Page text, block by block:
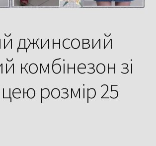
джинсовий
комбінезон зі
розмір 25